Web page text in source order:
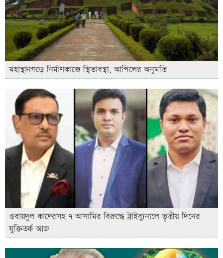
মহাস্থানগড়ে নির্মাণকাজে স্থিতাবস্থা, আপিলের অনুমতি
ওবায়দুল কাদেরসহ ৭ আসামির বিরুদ্ধে ট্রাইব্যুনালে তৃতীয় দিনের
যুক্তিতর্ক আজ